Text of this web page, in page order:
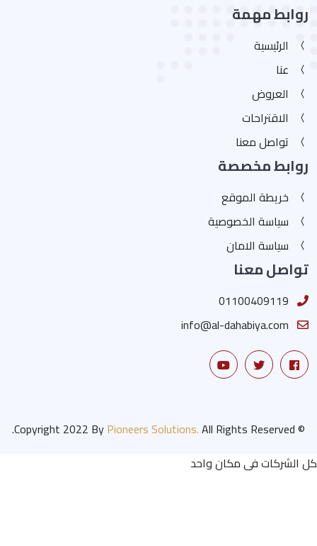
روابط مهمة
الرئيسية
عنا
العروض
الاقتراحات
تواصل معنا
روابط مخصصة
خريطة الموقع
سياسة الخصوصية
سياسة الامان
تواصل معنا
01100409119
info@al-dahabiya.com
© Copyright 2022 By
Pioneers Solutions.All Rights Reserved.
كل الشركات فى مكان واحد